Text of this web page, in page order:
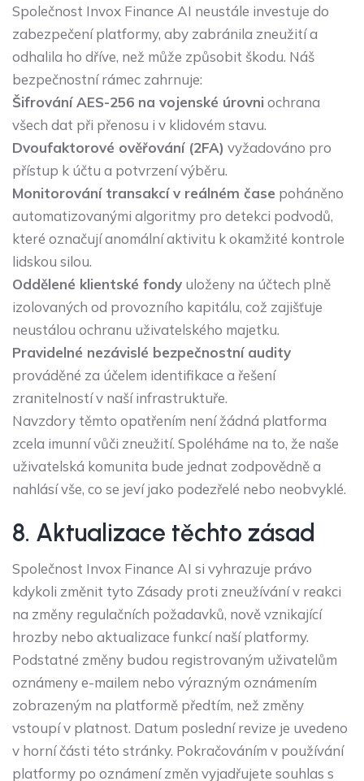
Společnost Invox Finance AI neustále investuje do
zabezpečení platformy, aby zabránila zneužití a
odhalila ho dříve, než může způsobit škodu. Náš
bezpečnostní rámec zahrnuje:
Šifrování AES-256 na vojenské úrovni ochrana
všech dat při přenosu i v klidovém stavu.
Dvoufaktorové ověřování (2FA) vyžadováno pro
přístup k účtu a potvrzení výběru.
Monitorování transakcí v reálném čase poháněno
automatizovanými algoritmy pro detekci podvodů,
které označují anomální aktivitu k okamžité kontrole
lidskou silou.
Oddělené klientské fondy uloženy na účtech plně
izolovaných od provozního kapitálu, což zajišťuje
neustálou ochranu uživatelského majetku.
Pravidelné nezávislé bezpečnostní audity
prováděné za účelem identifikace a řešení
zranitelností v naší infrastruktuře.
Navzdory těmto opatřením není žádná platforma
zcela imunní vůči zneužití. Spoléháme na to, že naše
uživatelská komunita bude jednat zodpovědně a
nahlásí vše, co se jeví jako podezřelé nebo neobvyklé.
8. Aktualizace těchto zásad
Společnost Invox Finance AI si vyhrazuje právo
kdykoli změnit tyto Zásady proti zneužívání v reakci
na změny regulačních požadavků, nově vznikající
hrozby nebo aktualizace funkcí naší platformy.
Podstatné změny budou registrovaným uživatelům
oznámeny e-mailem nebo výrazným oznámením
zobrazeným na platformě předtím, než změny
vstoupí v platnost. Datum poslední revize je uvedeno
v horní části této stránky. Pokračováním v používání
platformy po oznámení změn vyjadřujete souhlas s